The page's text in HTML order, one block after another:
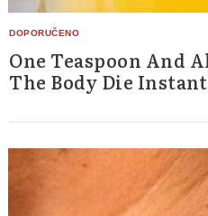
One Teaspoon And
The Body Die